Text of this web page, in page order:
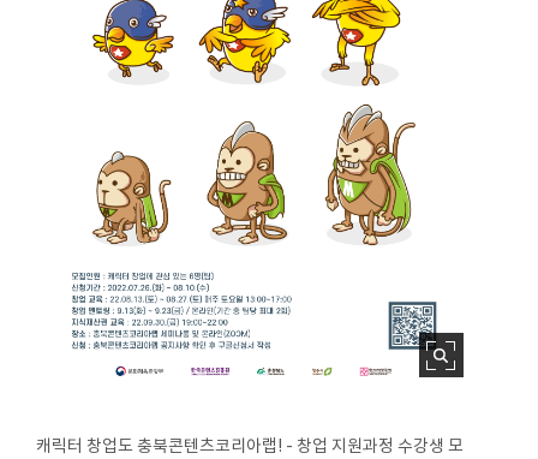
캐릭터 창업도 충북콘텐츠코리아랩! - 창업 지원과정 수강생 모